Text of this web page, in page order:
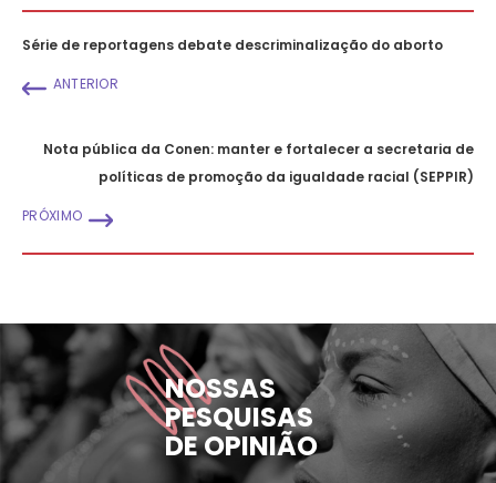
Série de reportagens debate descriminalização do aborto
ANTERIOR
Nota pública da Conen: manter e fortalecer a secretaria de
políticas de promoção da igualdade racial (SEPPIR)
PRÓXIMO
NOSSAS
PESQUISAS
DE OPINIÃO